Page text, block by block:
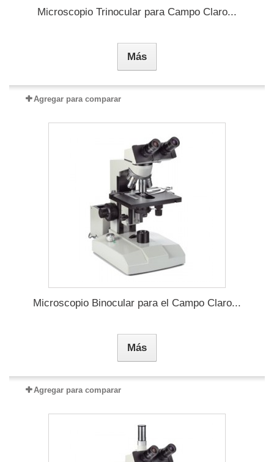
Microscopio Trinocular para Campo Claro...
Más
Agregar para comparar
Microscopio Binocular para el Campo Claro...
Más
Agregar para comparar